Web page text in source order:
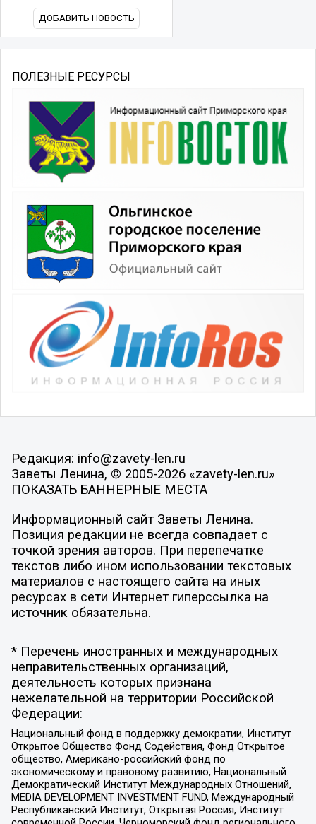
ДОБАВИТЬ НОВОСТЬ
ПОЛЕЗНЫЕ РЕСУРСЫ
Редакция: info@zavety-len.ru
Заветы Ленина, © 2005-2026 «zavety-len.ru»
ПОКАЗАТЬ БАННЕРНЫЕ МЕСТА
Информационный сайт Заветы Ленина.
Позиция редакции не всегда совпадает с
точкой зрения авторов. При перепечатке
текстов либо ином использовании текстовых
материалов с настоящего сайта на иных
ресурсах в сети Интернет гиперссылка на
источник обязательна.
* Перечень иностранных и международных
неправительственных организаций,
деятельность которых признана
нежелательной на территории Российской
Федерации:
Национальный фонд в поддержку демократии, Институт
Открытое Общество Фонд Содействия, Фонд Открытое
общество, Американо-российский фонд по
экономическому и правовому развитию, Национальный
Демократический Институт Международных Отношений,
MEDIA DEVELOPMENT INVESTMENT FUND, Международный
Республиканский Институт, Открытая Россия, Институт